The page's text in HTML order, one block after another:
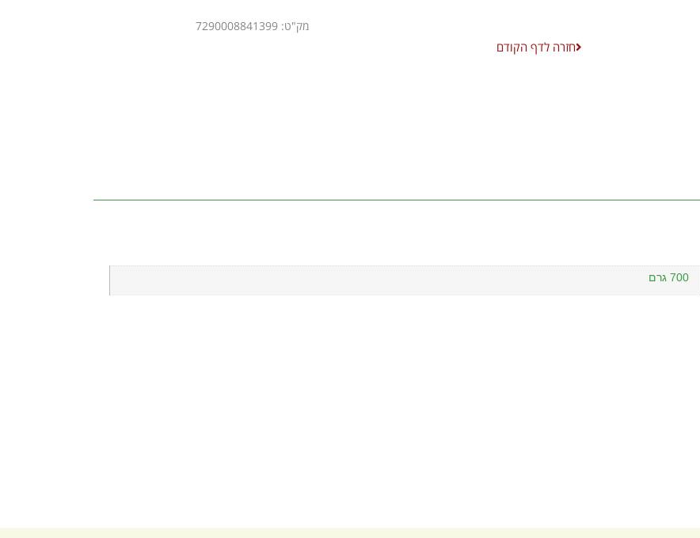
מק"ט: 7290008841399
חזרה לדף הקודם
700 גרם